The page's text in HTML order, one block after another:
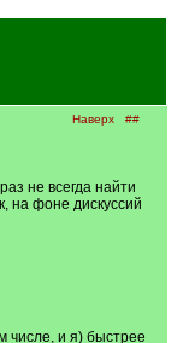
Наверх ##
не всегда найти
на фоне дискуссий
числе, и я) быстрее